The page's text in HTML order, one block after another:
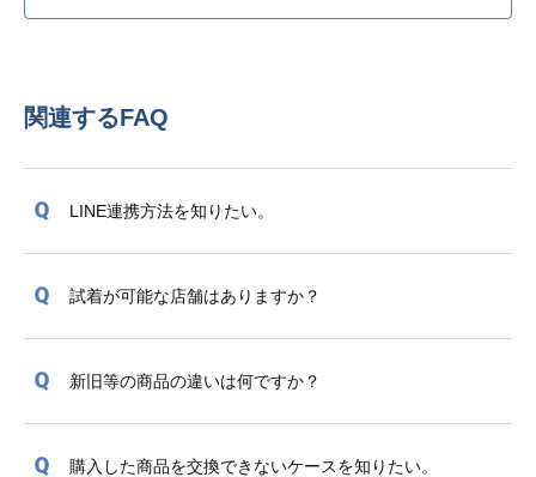
関連するFAQ
LINE連携方法を知りたい。
試着が可能な店舗はありますか？
新旧等の商品の違いは何ですか？
購入した商品を交換できないケースを知りたい。